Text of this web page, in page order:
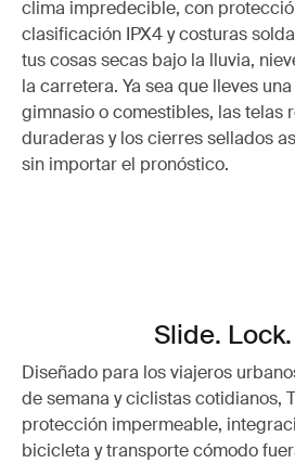
clima impredecible, con
clasificación IPX4 y costuras
tus cosas secas bajo la lluvia,
la carretera. Ya sea que lleves
gimnasio o comestibles, las telas
duraderas y los cierres sellados
sin importar el pronóstico.
Slide.
Diseñado para los viajeros
de semana y ciclistas cotidianos,
protección impermeable,
bicicleta y transporte cómodo